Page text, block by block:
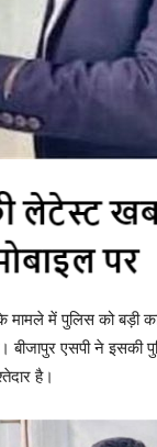
में पुलिस को बड़ी
बीजापुर एसपी ने इसकी
है।